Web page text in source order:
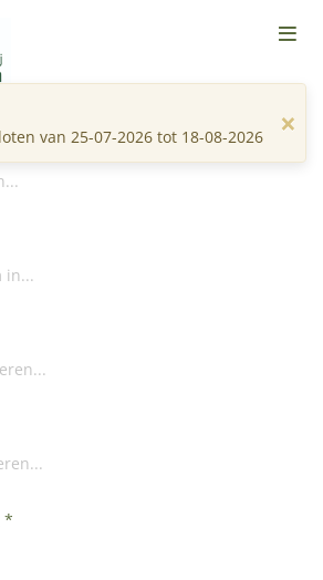
*
van 25-07-2026 tot 18-08-2026 ×